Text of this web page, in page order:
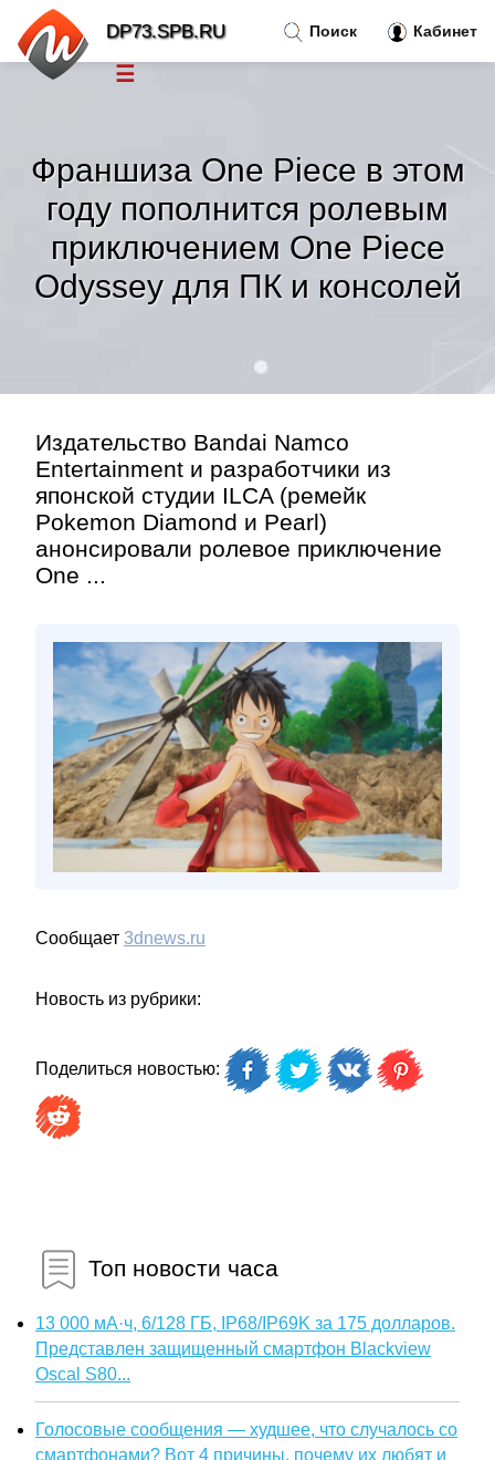
Франшиза One Piece в этом
году пополнится ролевым
приключением One Piece
Odyssey для ПК и консолей
Издательство Bandai Namco
Entertainment и разработчики из
японской студии ILCA (ремейк
Pokemon Diamond и Pearl)
анонсировали ролевое приключение
One ...
Сообщает 3dnews.ru
Новость из рубрики:
Поделиться новостью:
Топ новости часа
13 000 мА·ч, 6/128 ГБ, IP68/IP69K за 175 долларов.
Представлен защищенный смартфон Blackview
Oscal S80...
Голосовые сообщения — худшее, что случалось со
смартфонами? Вот 4 причины, почему их любят и
Поиск Кабинет
DP73.SPB.RU
☰
Тренды новостей»
Рубрики»